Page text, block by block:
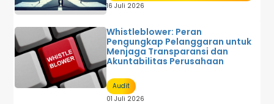
16 Juli 2026
Whistleblower: Peran
Pengungkap Pelanggaran untuk
Menjaga Transparansi dan
Akuntabilitas Perusahaan
Audit
01 Juli 2026